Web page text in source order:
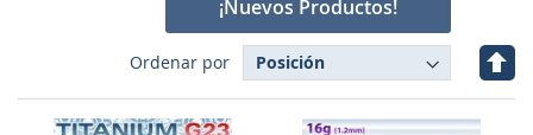
¡Nuevos Productos!
Ordenar por
Fijar